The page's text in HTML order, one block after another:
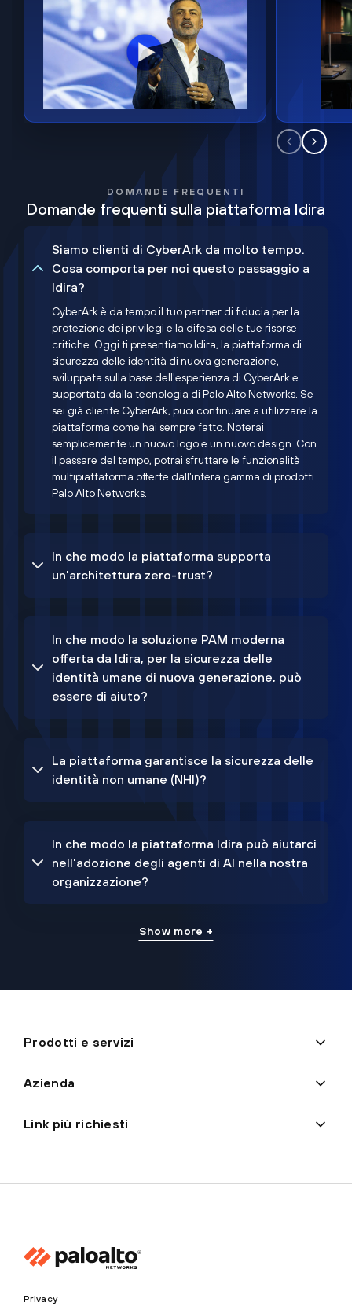
DOMANDE FREQUENTI
Domande frequenti sulla piattaforma Idira
Siamo clienti di CyberArk da molto tempo.
Cosa comporta per noi questo passaggio a
Idira?
CyberArk è da tempo il tuo partner di fiducia per la
protezione dei privilegi e la difesa delle tue risorse
critiche. Oggi ti presentiamo Idira, la piattaforma di
sicurezza delle identità di nuova generazione,
sviluppata sulla base dell'esperienza di CyberArk e
supportata dalla tecnologia di Palo Alto Networks. Se
sei già cliente CyberArk, puoi continuare a utilizzare la
piattaforma come hai sempre fatto. Noterai
semplicemente un nuovo logo e un nuovo design. Con
il passare del tempo, potrai sfruttare le funzionalità
multipiattaforma offerte dall'intera gamma di prodotti
Palo Alto Networks.
In che modo la piattaforma supporta
un'architettura zero-trust?
In che modo la soluzione PAM moderna
offerta da Idira, per la sicurezza delle
identità umane di nuova generazione, può
essere di aiuto?
La piattaforma garantisce la sicurezza delle
identità non umane (NHI)?
In che modo la piattaforma Idira può aiutarci
nell'adozione degli agenti di AI nella nostra
organizzazione?
Show more +
Prodotti e servizi
Azienda
Link più richiesti
Privacy